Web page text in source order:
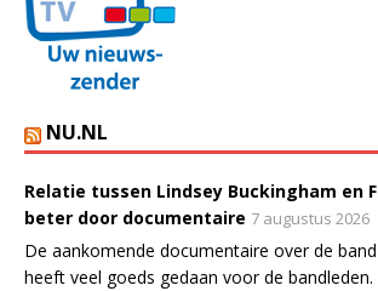
NU.NL
Relatie tussen Lindsey Buckingham en
beter door documentaire 7 augustus 2026
De aankomende documentaire over de
heeft veel goeds gedaan voor de